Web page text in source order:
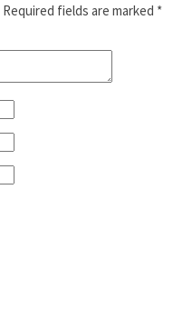
Required fields are marked *